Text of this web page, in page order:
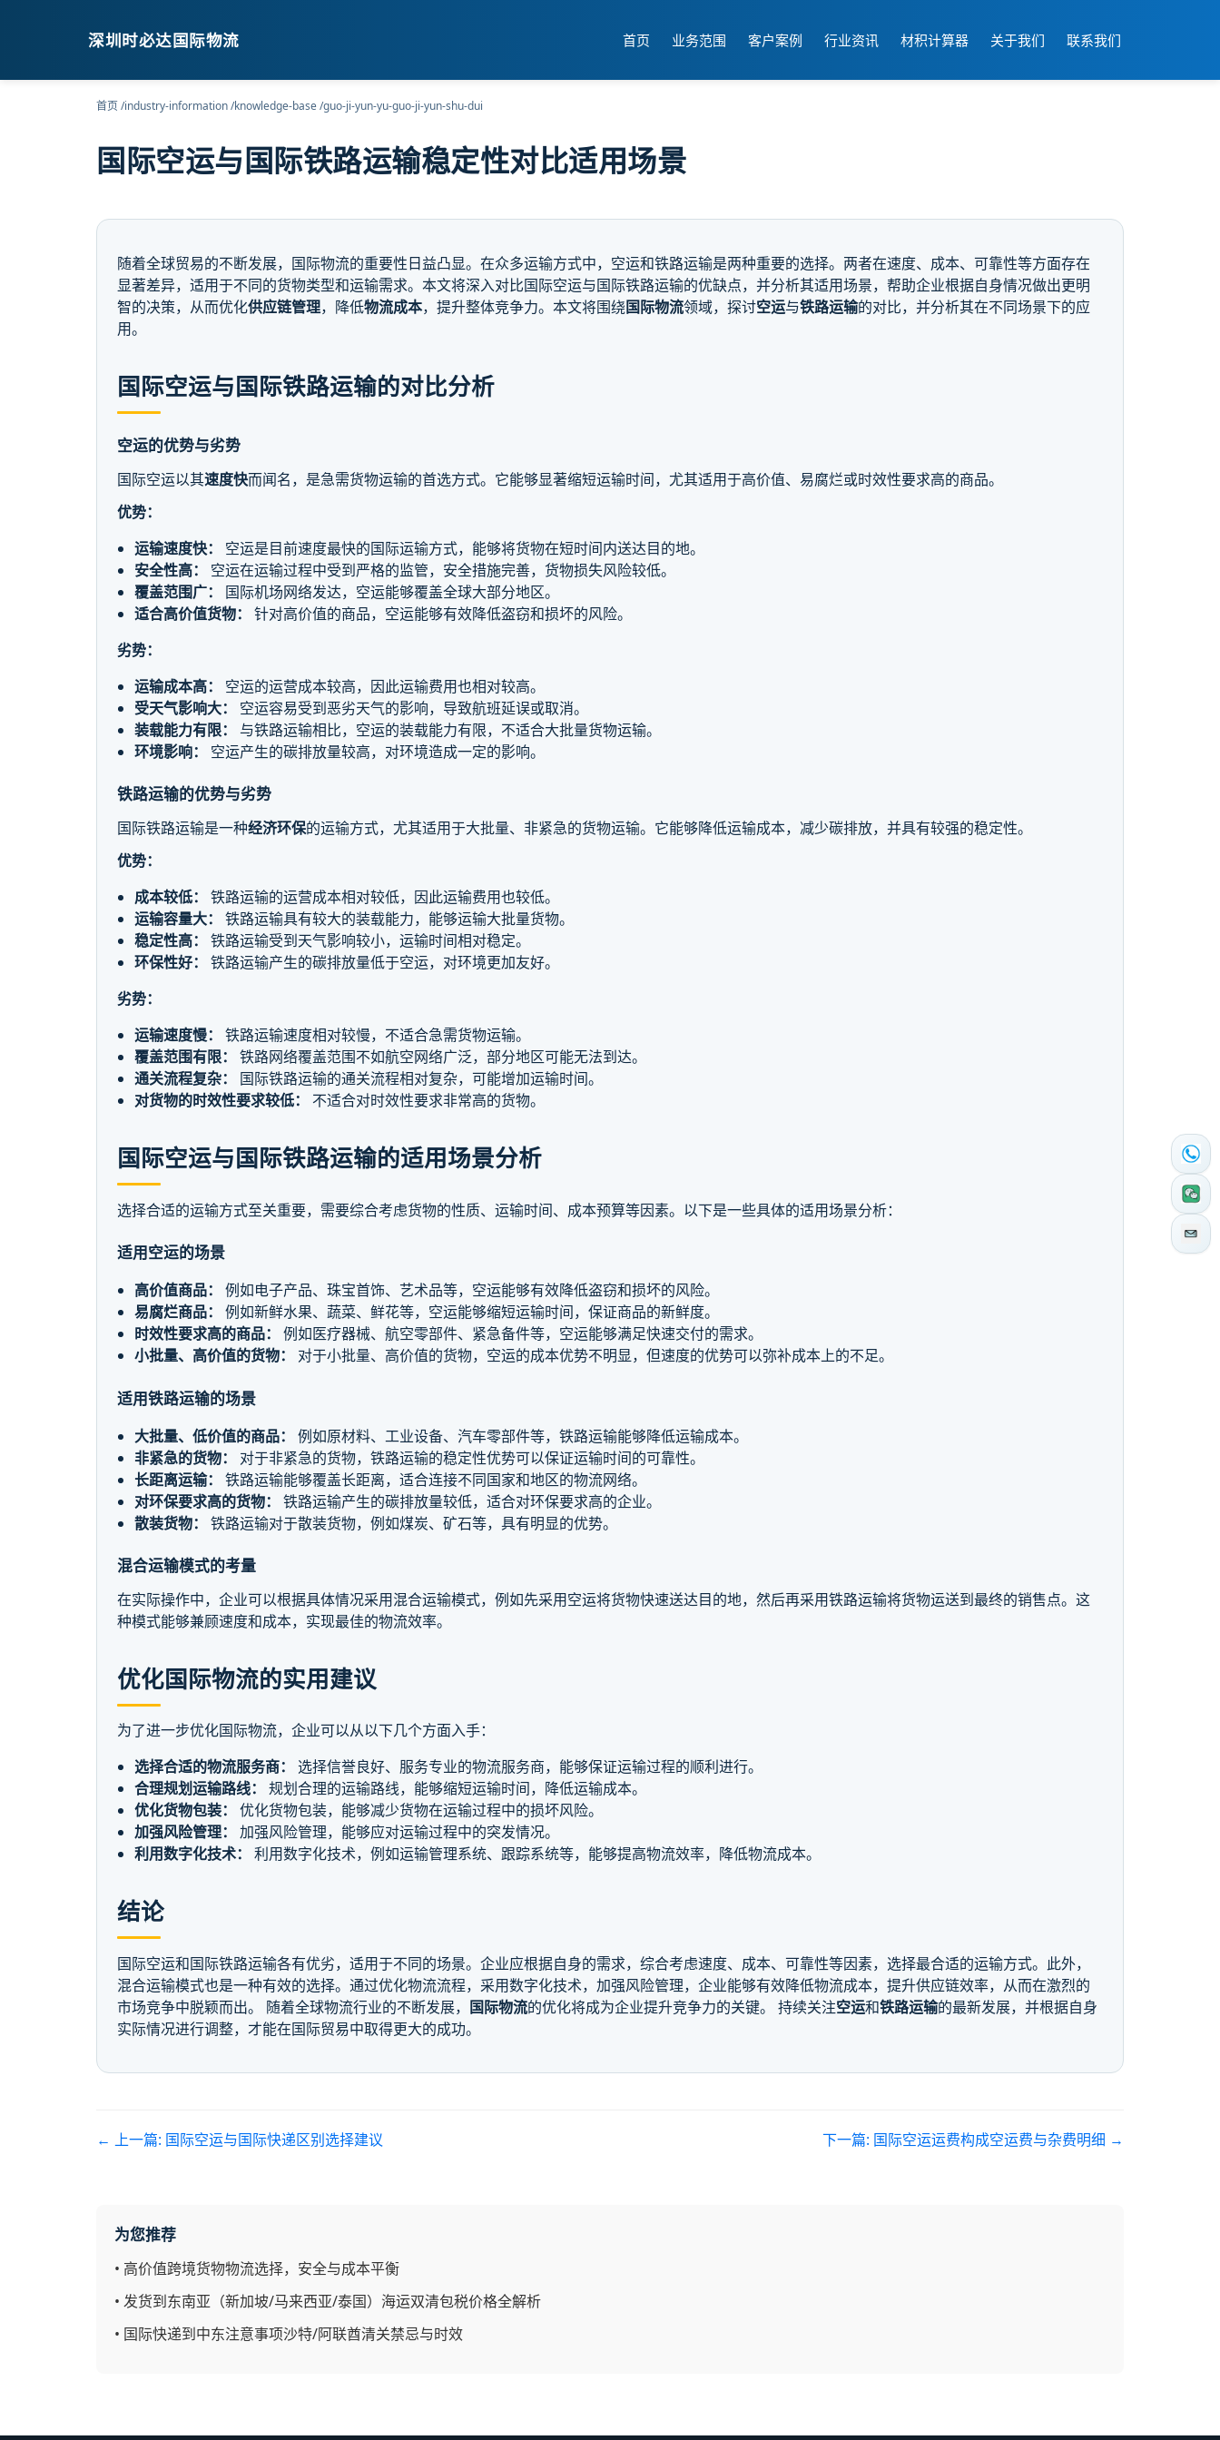
深圳时必达国际物流 首页 业务范围 客户案例 行业资讯 材积计算器 关于我们 联系我们
首页/industry-information/knowledge-base/guo-ji-yun-yu-guo-ji-yun-shu-dui
国际空运与国际铁路运输稳定性对比适用场景
随着全球贸易的不断发展，国际物流的重要性日益凸显。在众多运输方式中，空运和铁路运输是两种重要的选择。两者在速度、成本、可靠性等方面存在
显著差异，适用于不同的货物类型和运输需求。本文将深入对比国际空运与国际铁路运输的优缺点，并分析其适用场景，帮助企业根据自身情况做出更明
智的决策，从而优化供应链管理，降低物流成本，提升整体竞争力。本文将围绕国际物流领域，探讨空运与铁路运输的对比，并分析其在不同场景下的应
用。
国际空运与国际铁路运输的对比分析
空运的优势与劣势
国际空运以其速度快而闻名，是急需货物运输的首选方式。它能够显著缩短运输时间，尤其适用于高价值、易腐烂或时效性要求高的商品。
优势：
运输速度快：
空运是目前速度最快的国际运输方式，能够将货物在短时间内送达目的地。
安全性高：
空运在运输过程中受到严格的监管，安全措施完善，货物损失风险较低。
覆盖范围广：
国际机场网络发达，空运能够覆盖全球大部分地区。
适合高价值货物：
针对高价值的商品，空运能够有效降低盗窃和损坏的风险。
劣势：
运输成本高：
空运的运营成本较高，因此运输费用也相对较高。
受天气影响大：
空运容易受到恶劣天气的影响，导致航班延误或取消。
装载能力有限：
与铁路运输相比，空运的装载能力有限，不适合大批量货物运输。
环境影响：
空运产生的碳排放量较高，对环境造成一定的影响。
铁路运输的优势与劣势
国际铁路运输是一种经济环保的运输方式，尤其适用于大批量、非紧急的货物运输。它能够降低运输成本，减少碳排放，并具有较强的稳定性。
优势：
成本较低：
铁路运输的运营成本相对较低，因此运输费用也较低。
运输容量大：
铁路运输具有较大的装载能力，能够运输大批量货物。
稳定性高：
铁路运输受到天气影响较小，运输时间相对稳定。
环保性好：
铁路运输产生的碳排放量低于空运，对环境更加友好。
劣势：
运输速度慢：
铁路运输速度相对较慢，不适合急需货物运输。
覆盖范围有限：
铁路网络覆盖范围不如航空网络广泛，部分地区可能无法到达。
通关流程复杂：
国际铁路运输的通关流程相对复杂，可能增加运输时间。
对货物的时效性要求较低：
不适合对时效性要求非常高的货物。
国际空运与国际铁路运输的适用场景分析
选择合适的运输方式至关重要，需要综合考虑货物的性质、运输时间、成本预算等因素。以下是一些具体的适用场景分析：
适用空运的场景
高价值商品：
例如电子产品、珠宝首饰、艺术品等，空运能够有效降低盗窃和损坏的风险。
易腐烂商品：
例如新鲜水果、蔬菜、鲜花等，空运能够缩短运输时间，保证商品的新鲜度。
时效性要求高的商品：
例如医疗器械、航空零部件、紧急备件等，空运能够满足快速交付的需求。
小批量、高价值的货物：
对于小批量、高价值的货物，空运的成本优势不明显，但速度的优势可以弥补成本上的不足。
适用铁路运输的场景
大批量、低价值的商品：
例如原材料、工业设备、汽车零部件等，铁路运输能够降低运输成本。
非紧急的货物：
对于非紧急的货物，铁路运输的稳定性优势可以保证运输时间的可靠性。
长距离运输：
铁路运输能够覆盖长距离，适合连接不同国家和地区的物流网络。
对环保要求高的货物：
铁路运输产生的碳排放量较低，适合对环保要求高的企业。
散装货物：
铁路运输对于散装货物，例如煤炭、矿石等，具有明显的优势。
混合运输模式的考量
在实际操作中，企业可以根据具体情况采用混合运输模式，例如先采用空运将货物快速送达目的地，然后再采用铁路运输将货物运送到最终的销售点。这
种模式能够兼顾速度和成本，实现最佳的物流效率。
优化国际物流的实用建议
为了进一步优化国际物流，企业可以从以下几个方面入手：
选择合适的物流服务商：
选择信誉良好、服务专业的物流服务商，能够保证运输过程的顺利进行。
合理规划运输路线：
规划合理的运输路线，能够缩短运输时间，降低运输成本。
优化货物包装：
优化货物包装，能够减少货物在运输过程中的损坏风险。
加强风险管理：
加强风险管理，能够应对运输过程中的突发情况。
利用数字化技术：
利用数字化技术，例如运输管理系统、跟踪系统等，能够提高物流效率，降低物流成本。
结论
国际空运和国际铁路运输各有优劣，适用于不同的场景。企业应根据自身的需求，综合考虑速度、成本、可靠性等因素，选择最合适的运输方式。此外，
混合运输模式也是一种有效的选择。通过优化物流流程，采用数字化技术，加强风险管理，企业能够有效降低物流成本，提升供应链效率，从而在激烈的
市场竞争中脱颖而出。 随着全球物流行业的不断发展， 国际物流的优化将成为企业提升竞争力的关键。 持续关注空运和铁路运输的最新发展，并根据自身
实际情况进行调整，才能在国际贸易中取得更大的成功。
← 上一篇: 国际空运与国际快递区别选择建议 下一篇: 国际空运运费构成空运费与杂费明细 →
为您推荐
• 高价值跨境货物物流选择，安全与成本平衡
• 发货到东南亚（新加坡/马来西亚/泰国）海运双清包税价格全解析
• 国际快递到中东注意事项沙特/阿联酋清关禁忌与时效